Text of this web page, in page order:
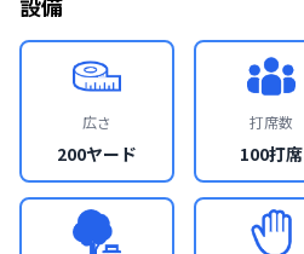
広さ
200ヤード
打席数
100打席